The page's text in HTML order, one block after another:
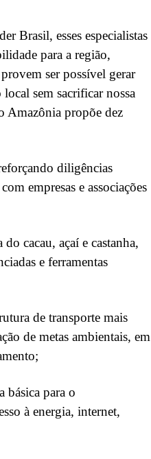
Brasil, esses especialistas
para a região,
ser possível gerar
sem sacrificar nossa
Amazônia propõe dez
diligências
empresas e associações
cacau, açaí e castanha,
e ferramentas
de transporte mais
de metas ambientais, em
básica para o
à energia, internet,